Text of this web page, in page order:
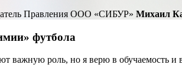
Правления ООО «СИБУР» Михаил
футбола
важную роль, но я верю в обучаемость и